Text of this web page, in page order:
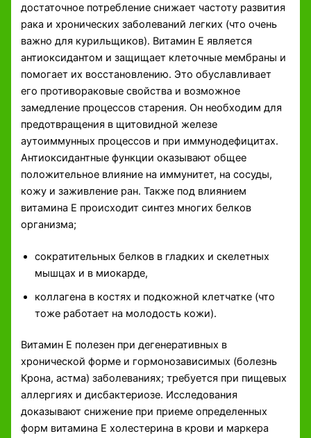
достаточное потребление снижает частоту развития
рака и хронических заболеваний легких (что очень
важно для курильщиков). Витамин Е является
антиоксидантом и защищает клеточные мембраны и
помогает их восстановлению. Это обуславливает
его противораковые свойства и возможное
замедление процессов старения. Он необходим для
предотвращения в щитовидной железе
аутоиммунных процессов и при иммунодефицитах.
Антиоксидантные функции оказывают общее
положительное влияние на иммунитет, на сосуды,
кожу и заживление ран. Также под влиянием
витамина Е происходит синтез многих белков
организма;
сократительных белков в гладких и скелетных
мышцах и в миокарде,
коллагена в костях и подкожной клетчатке (что
тоже работает на молодость кожи).
Витамин Е полезен при дегенеративных в
хронической форме и гормонозависимых (болезнь
Крона, астма) заболеваниях; требуется при пищевых
аллергиях и дисбактериозе. Исследования
доказывают снижение при приеме определенных
форм витамина Е холестерина в крови и маркера